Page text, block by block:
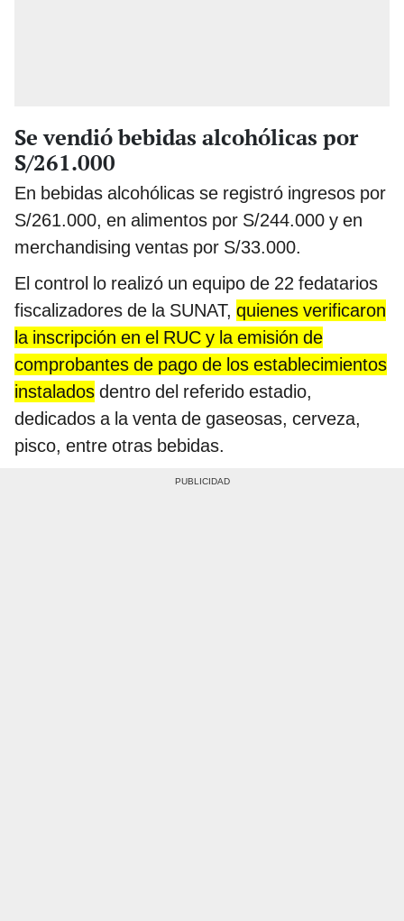
Se vendió bebidas alcohólicas por
S/261.000
En bebidas alcohólicas se registró ingresos por
S/261.000, en alimentos por S/244.000 y en
merchandising ventas por S/33.000.
El control lo realizó un equipo de 22 fedatarios
fiscalizadores de la SUNAT, quienes verificaron
la inscripción en el RUC y la emisión de
comprobantes de pago de los establecimientos
instalados dentro del referido estadio,
dedicados a la venta de gaseosas, cerveza,
pisco, entre otras bebidas.